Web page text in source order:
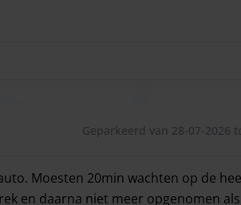
Geparkeerd van 28-07-2026
Moesten 20min wachten op de
en daarna niet meer opgenomen